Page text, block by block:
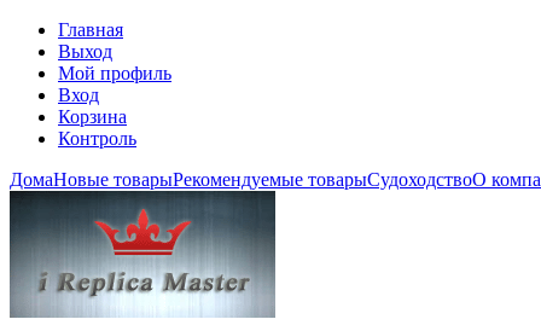
Главная
Выход
Мой профиль
Вход
Корзина
Контроль
ДомаНовые товарыРекомендуемые товарыСудоходствоО